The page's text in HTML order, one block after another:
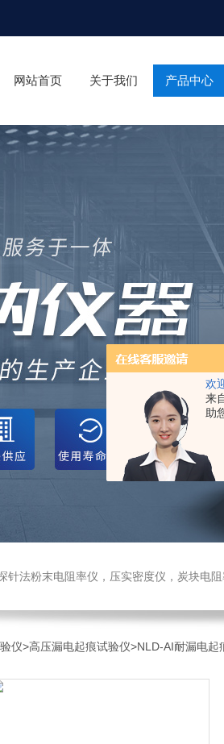
欢
来
助
网站首页 关于我们 产品中心
，压实密度仪，炭块电阻率测定仪，振实密度仪，比表面积测试仪，真密度
仪>高压漏电起痕试验仪>NLD-AI耐漏电起